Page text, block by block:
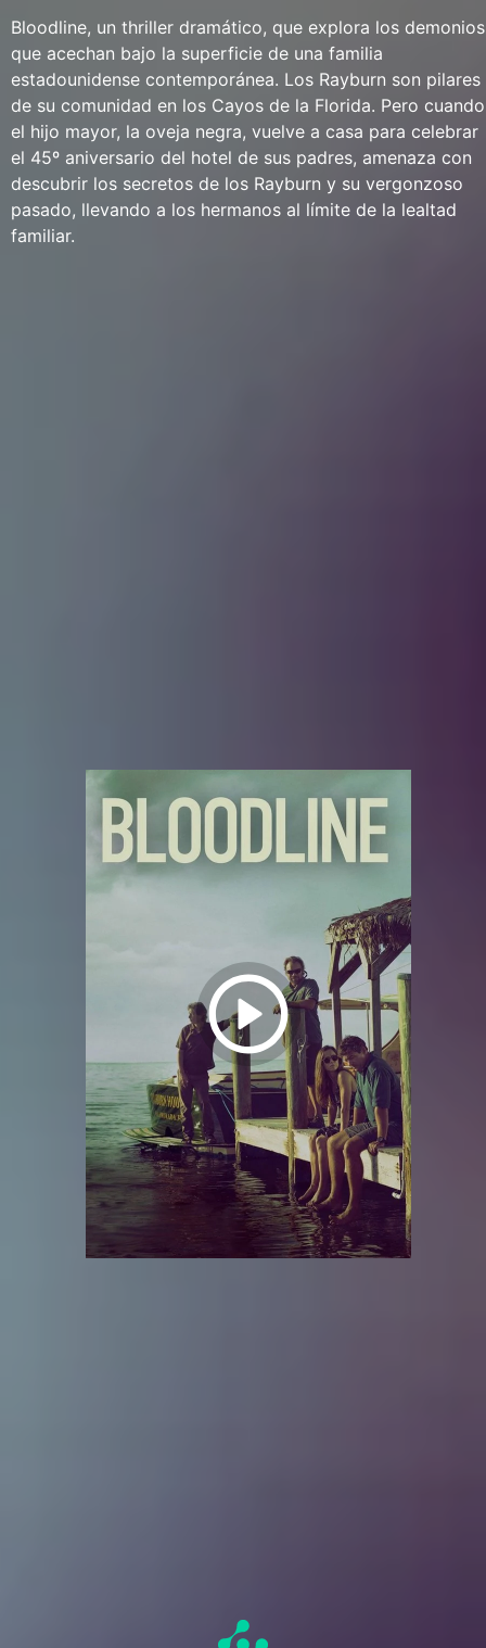
Bloodline, un thriller dramático, que explora los demonios
que acechan bajo la superficie de una familia
estadounidense contemporánea. Los Rayburn son pilares
de su comunidad en los Cayos de la Florida. Pero cuando
el hijo mayor, la oveja negra, vuelve a casa para celebrar
el 45º aniversario del hotel de sus padres, amenaza con
descubrir los secretos de los Rayburn y su vergonzoso
pasado, llevando a los hermanos al límite de la lealtad
familiar.